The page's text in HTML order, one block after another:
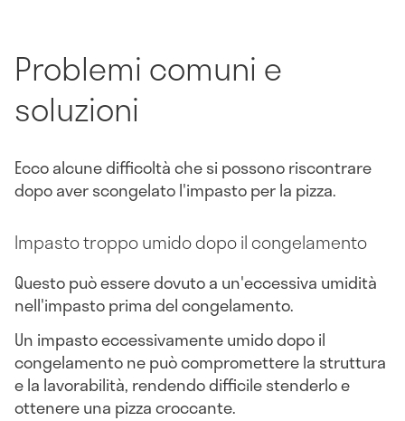
Problemi comuni e
soluzioni
Ecco alcune difficoltà che si possono riscontrare
dopo aver scongelato l'impasto per la pizza.
Impasto troppo umido dopo il congelamento
Questo può essere dovuto a un'eccessiva umidità
nell'impasto prima del congelamento.
Un impasto eccessivamente umido dopo il
congelamento ne può compromettere la struttura
e la lavorabilità, rendendo difficile stenderlo e
ottenere una pizza croccante.